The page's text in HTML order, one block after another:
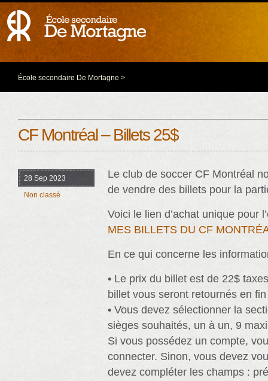
École secondaire De Mortagne >
CF Montréal – Billets 25$
28 Sep 2023
Non classé
Le club de soccer CF Montréal
de vendre des billets pour la
Voici le lien d’achat unique pour
MES BILLETS DU CF
En ce qui concerne les
• Le prix du billet est de 22$
billet vous seront retournés en
• Vous devez sélectionner la
sièges souhaités, un à un, 9
Si vous possédez un compte,
connecter. Sinon, vous devez
devez compléter les champs :